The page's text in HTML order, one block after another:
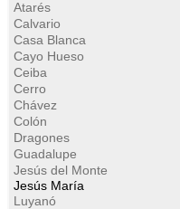
Atarés
Calvario
Casa Blanca
Cayo Hueso
Ceiba
Cerro
Chávez
Colón
Dragones
Guadalupe
Jesús del Monte
Jesús María
Luyanó